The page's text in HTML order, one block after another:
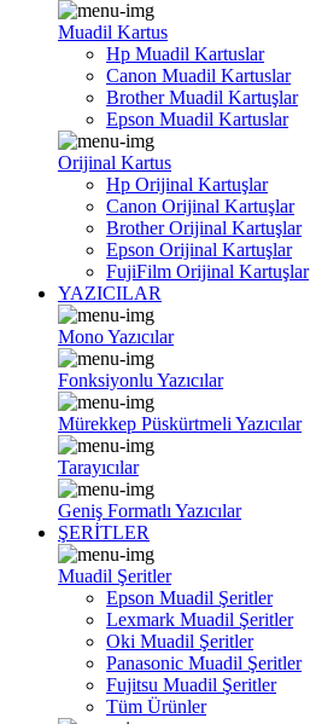
Muadil Kartus
Hp Muadil Kartuslar
Canon Muadil Kartuslar
Brother Muadil Kartuşlar
Epson Muadil Kartuslar
Orijinal Kartus
Hp Orijinal Kartuşlar
Canon Orijinal Kartuşlar
Brother Orijinal Kartuşlar
Epson Orijinal Kartuşlar
FujiFilm Orijinal Kartuşlar
YAZICILAR
Mono Yazıcılar
Fonksiyonlu Yazıcılar
Mürekkep Püskürtmeli Yazıcılar
Tarayıcılar
Geniş Formatlı Yazıcılar
ŞERİTLER
Muadil Şeritler
Epson Muadil Şeritler
Lexmark Muadil Şeritler
Oki Muadil Şeritler
Panasonic Muadil Şeritler
Fujitsu Muadil Şeritler
Tüm Ürünler